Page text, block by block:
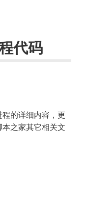
代码
的详细内容，更
之家其它相关文